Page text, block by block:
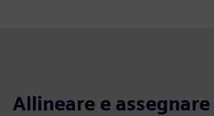
Allineare e